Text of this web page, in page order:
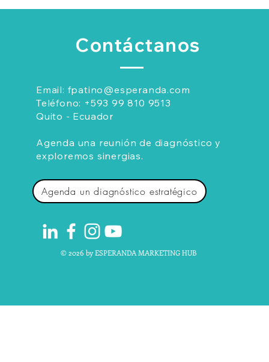
Contáctanos
Email: fpatino@esperanda.com
Teléfono: +593 99 810 9513
Quito - Ecuador
Agenda una reunión de diagnóstico y
exploremos sinergias.
Agenda un diagnóstico estratégico
© 2026 by ESPERANDA MARKETING HUB